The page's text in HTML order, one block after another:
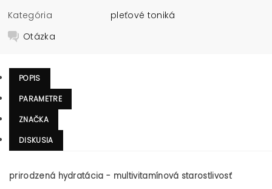
Kategória
pleťové toniká
Otázka
POPIS
PARAMETRE
ZNAČKA
DISKUSIA
prirodzená hydratácia - multivitamínová starostlivosť